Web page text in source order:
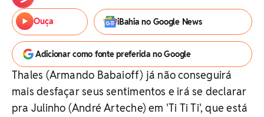
Ouça iBahia no Google News
Adicionar como fonte preferida no Google
Thales (Armando Babaioff) já não conseguirá
mais desfaçar seus sentimentos e irá se declarar
pra Julinho (André Arteche) em 'Ti Ti Ti', que está